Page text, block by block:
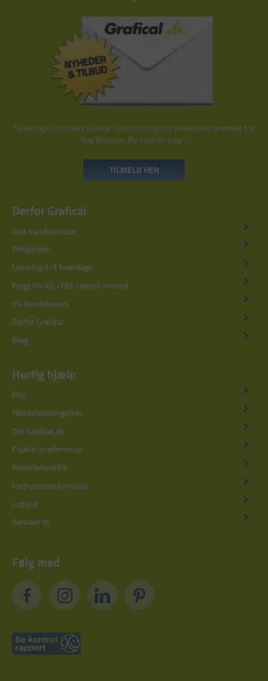
Så deltager du hvert kvartal i lodtrækning om eksklusive præmier fra
Kay Bojesen, By Lassen o.lign.
TILMELD HER
Derfor Grafical
God kundeservice
Prisgaranti
Levering 1-3 hverdage
Fragt fra 49,- (39,- ekskl. moms)
5% kundebonus
Derfor Grafical
Blog
Hurtig hjælp
FAQ
Handelsbetingelser
Om Grafical.dk
Cookie-præferencer
Privatlivspolitik
Fortrydelsesformular
Log ind
Kontakt os
Følg med